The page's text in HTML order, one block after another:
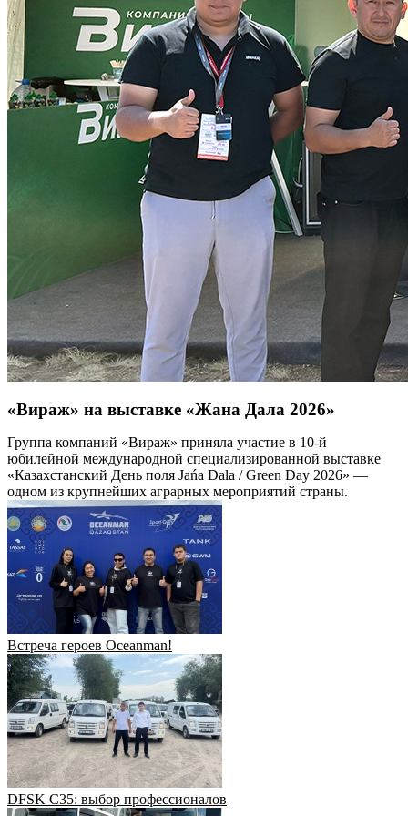
«Вираж» на выставке «Жана Дала 2026»
Группа компаний «Вираж» приняла участие в 10-й
юбилейной международной специализированной выставке
«Казахстанский День поля Jańa Dala / Green Day 2026» —
одном из крупнейших аграрных мероприятий страны.
Встреча героев Oceanman!
DFSK C35: выбор профессионалов